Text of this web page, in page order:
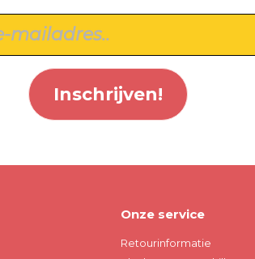
Inschrijven!
Onze service
Retourinformatie